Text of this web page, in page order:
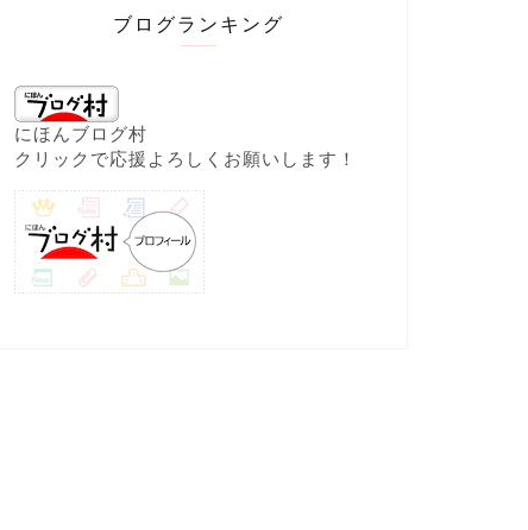
ブログランキング
にほんブログ村
クリックで応援よろしくお願いします！